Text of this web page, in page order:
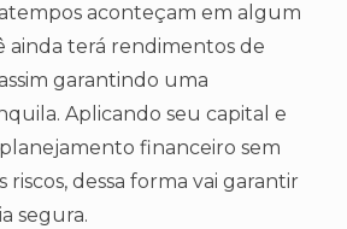
aconteçam em algum
ainda terá rendimentos de
garantindo uma
Aplicando seu capital e
financeiro sem
riscos, dessa forma vai garantir
segura.